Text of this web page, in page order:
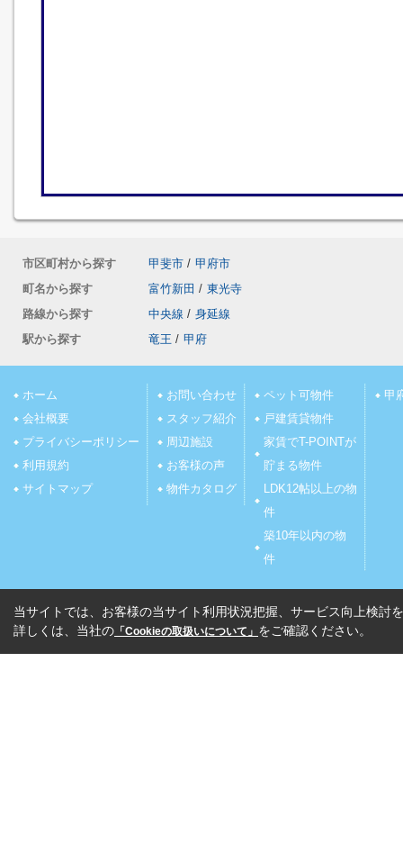
市区町村から探す 甲斐市 / 甲府市
町名から探す
富竹新田 / 東光寺
路線から探す
中央線 / 身延線
駅から探す
竜王 / 甲府
ホーム
会社概要
プライバシーポリシー
利用規約
サイトマップ
お問い合わせ
スタッフ紹介
周辺施設
お客様の声
物件カタログ
ペット可物件
戸建賃貸物件
家賃でT-POINTが
貯まる物件
LDK12帖以上の物
件
築10年以内の物
件
甲
当サイトでは、お客様の当サイト利用状況把握、サービス向上検討
詳しくは、当社の 「Cookieの取扱いについて」 をご確認ください。